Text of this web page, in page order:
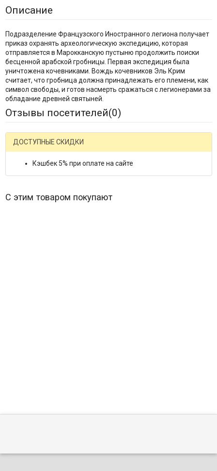
Описание
Подразделение Французского Иностранного легиона получает
приказ охранять археологическую экспедицию, которая
отправляется в Марокканскую пустыню продолжить поиски
бесценной арабской гробницы. Первая экспедиция была
уничтожена кочевниками. Вождь кочевников Эль Крим
считает, что гробница должна принадлежать его племени, как
символ свободы, и готов насмерть сражаться с легионерами за
обладание древней святыней.
Отзывы посетителей(0)
ДОСТУПНЫЕ СКИДКИ
Кэшбек 5% при оплате на сайте
С этим товаром покупают